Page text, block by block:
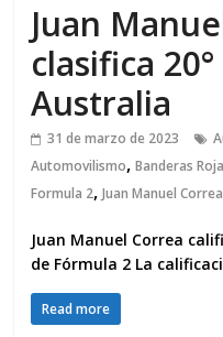
Juan
clasifica
Australia
31 de marzo de 2023
Automovilismo,Banderas
Formula 2,Juan Manuel Correa
Juan Manuel Correa
de Fórmula 2 La
Read more